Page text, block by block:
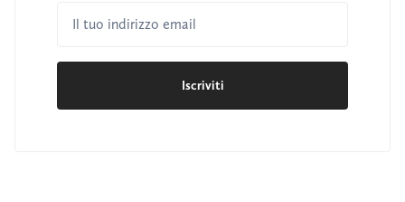
Il tuo indirizzo email
Iscriviti